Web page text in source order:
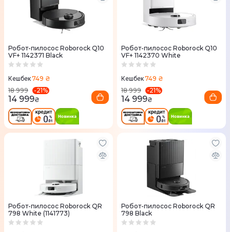
Робот-пилосос Roborock Q10
VF+ 1142371 Black
Кешбек749 ₴
18 999
-21%
14 999₴
Робот-пилосос Roborock Q10
VF+ 1142370 White
Кешбек749 ₴
18 999
-21%
14 999₴
Робот-пилосос Roborock QR
798 White (1141773)
Робот-пилосос Roborock QR
798 Black